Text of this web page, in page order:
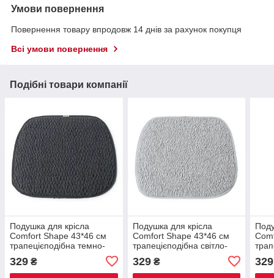
Умови повернення
Повернення товару впродовж 14 днів за рахунок покупця
Всі умови повернення
Подібні товари компанії
Подушка для крісла
Comfort Shape 43*46 см
трапецієподібна темно-
329 ₴
Подушка для крісла
Comfort Shape 43*46 см
трапецієподібна світло-
329₴ 329